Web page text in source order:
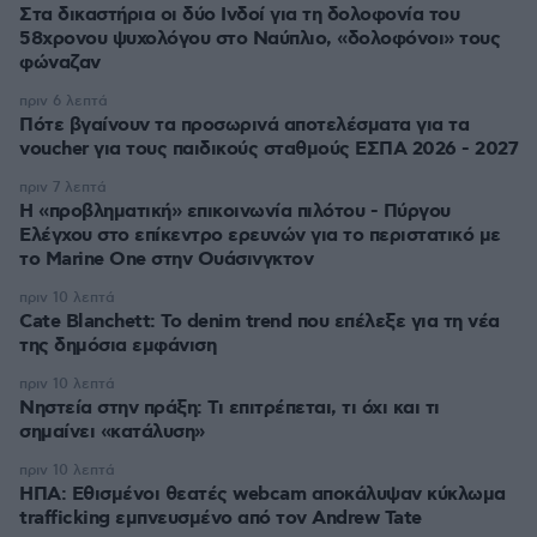
Στα δικαστήρια οι δύο Ινδοί για τη δολοφονία του
58χρονου ψυχολόγου στο Ναύπλιο, «δολοφόνοι» τους
φώναζαν
Πότε βγαίνουν τα προσωρινά αποτελέσματα για τα
voucher για τους παιδικούς σταθμούς ΕΣΠΑ 2026 - 2027
πριν 6 λεπτά
Η «προβληματική» επικοινωνία πιλότου - Πύργου
Ελέγχου στο επίκεντρο ερευνών για το περιστατικό με
το Marine One στην Ουάσινγκτον
πριν 7 λεπτά
Cate Blanchett: Το denim trend που επέλεξε για τη νέα
της δημόσια εμφάνιση
πριν 10 λεπτά
Νηστεία στην πράξη: Τι επιτρέπεται, τι όχι και τι
σημαίνει «κατάλυση»
πριν 10 λεπτά
ΗΠΑ: Εθισμένοι θεατές webcam αποκάλυψαν κύκλωμα
trafficking εμπνευσμένο από τον Andrew Tate
πριν 10 λεπτά